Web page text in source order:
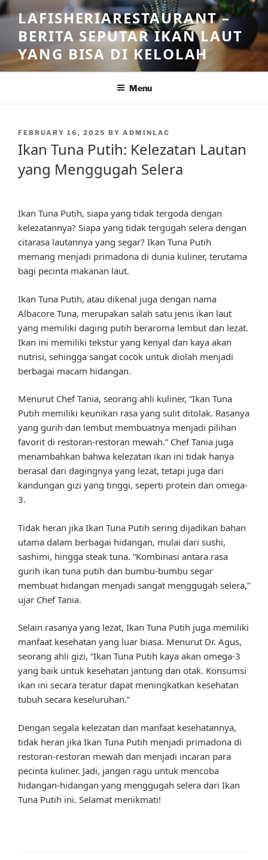
Skip
to
content
LAFISHERIARESTAURANT –
BERITA SEPUTAR IKAN LAUT
YANG BISA DI KELOLAH
Menu
POSTED
ON
FEBRUARY 16, 2025 BY ADMINLAC
Ikan Tuna Putih: Kelezatan Lautan
yang Menggugah Selera
Ikan Tuna Putih, siapa yang tidak tergoda dengan
kelezatannya? Siapa yang tidak tergugah selera dengan
citarasa lautannya yang segar? Ikan Tuna Putih
memang menjadi primadona di dunia kuliner, terutama
bagi pecinta makanan laut.
Ikan Tuna Putih, atau dikenal juga dengan nama
Albacore Tuna, merupakan salah satu jenis ikan laut
yang memiliki daging putih beraroma lembut dan lezat.
Ikan ini memiliki tekstur yang kenyal dan kaya akan
nutrisi, sehingga sangat cocok untuk diolah menjadi
berbagai macam hidangan.
Menurut Chef Tania, seorang ahli kuliner, “Ikan Tuna
Putih memiliki keunikan rasa yang sulit ditolak. Rasanya
yang gurih dan lembut membuatnya menjadi pilihan
favorit di restoran-restoran mewah.” Chef Tania juga
menambahkan bahwa kelezatan ikan ini tidak hanya
berasal dari dagingnya yang lezat, tetapi juga dari
kandungan gizi yang tinggi, seperti protein dan omega-
3.
Tidak heran jika Ikan Tuna Putih sering dijadikan bahan
utama dalam berbagai hidangan, mulai dari sushi,
sashimi, hingga steak tuna. “Kombinasi antara rasa
gurih ikan tuna putih dan bumbu-bumbu segar
membuat hidangan menjadi sangat menggugah selera,”
ujar Chef Tania.
Selain rasanya yang lezat, Ikan Tuna Putih juga memiliki
manfaat kesehatan yang luar biasa. Menurut Dr. Agus,
seorang ahli gizi, “Ikan Tuna Putih kaya akan omega-3
yang baik untuk kesehatan jantung dan otak. Konsumsi
ikan ini secara teratur dapat meningkatkan kesehatan
tubuh secara keseluruhan.”
Dengan segala kelezatan dan manfaat kesehatannya,
tidak heran jika Ikan Tuna Putih menjadi primadona di
restoran-restoran mewah dan menjadi incaran para
pecinta kuliner. Jadi, jangan ragu untuk mencoba
hidangan-hidangan yang menggugah selera dari Ikan
Tuna Putih ini. Selamat menikmati!